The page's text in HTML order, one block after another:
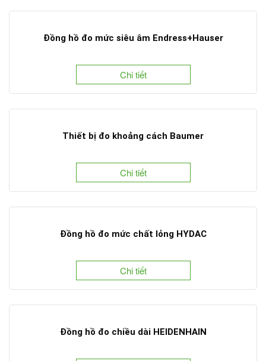
Đồng hồ đo mức siêu âm Endress+Hauser
Chi tiết
Thiết bị đo khoảng cách Baumer
Chi tiết
Đồng hồ đo mức chất lỏng HYDAC
Chi tiết
Đồng hồ đo chiều dài HEIDENHAIN